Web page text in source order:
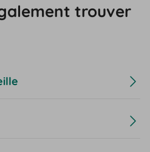
trouver